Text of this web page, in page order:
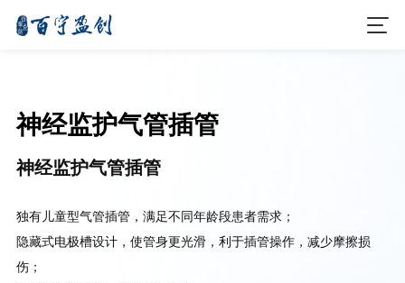
神经监护气管插管
神经监护气管插管
独有儿童型气管插管，满足不同年龄段患者需求；
隐藏式电极槽设计，使管身更光滑，利于插管操作，减少摩擦损
伤；